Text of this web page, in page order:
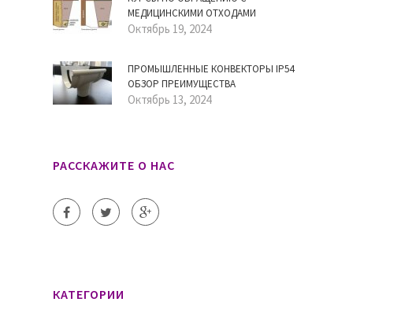
МЕДИЦИНСКИМИ ОТХОДАМИ
Октябрь 19, 2024
ПРОМЫШЛЕННЫЕ КОНВЕКТОРЫ IP54
ОБЗОР ПРЕИМУЩЕСТВА
Октябрь 13, 2024
РАССКАЖИТЕ О НАС
КАТЕГОРИИ